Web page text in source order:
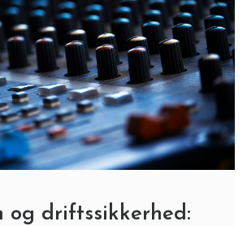
og driftssikkerhed: